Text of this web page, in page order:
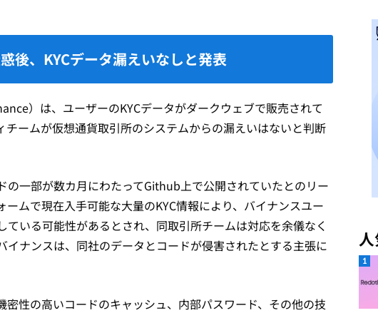
後、KYCデータ漏えいなしと発表
）は、ユーザーのKYCデータがダークウェブで販売されて
チームが仮想通貨取引所のシステムからの漏えいはないと判断
の一部が数カ月にわたってGithub上で公開されていたとのリー
ムで現在入手可能な大量のKYC情報により、バイナンスユー
いる可能性があるとされ、同取引所チームは対応を余儀なく
イナンスは、同社のデータとコードが侵害されたとする主張に
性の高いコードのキャッシュ、内部パスワード、その他の技